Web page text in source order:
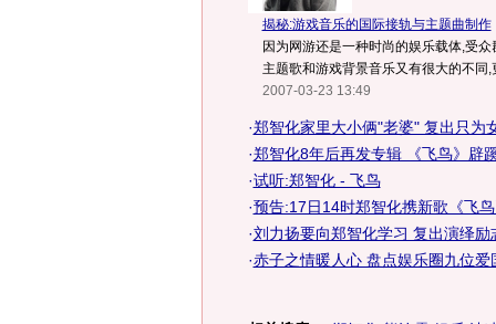
揭秘:游戏音乐的国际接轨与主题曲制作
因为网游还是一种时尚的娱乐载体,受
主题歌和游戏背景音乐又有很大的不同,
2007-03-23 13:49
·郑智化家里大小俩"老婆" 复出只为
·郑智化8年后再发专辑 《飞鸟》辟
·试听:郑智化 - 飞鸟
·预告:17日14时郑智化携新歌《飞
·刘力扬要向郑智化学习 复出演绎励
·赤子之情暖人心 盘点娱乐圈九位爱